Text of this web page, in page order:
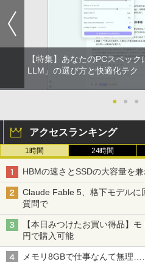
【特集】あなたのPCスペッ
LLM」の選び方と快適化テク
● ● ●
アクセスランキング
1時間 24時間
HBMの速さとSSDの大容量を
Claude Fable 5、格下モデルに
質問で
【本日みつけたお買い得品】
円で購入可能
メモリ8GBで仕事なんて無理